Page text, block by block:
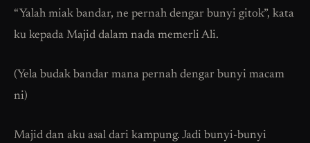
“Yalah miak bandar, ne pernah dengar bunyi gitok”, kata
ku kepada Majid dalam nada memerli Ali.
(Yela budak bandar mana pernah dengar bunyi macam
ni)
Majid dan aku asal dari kampung. Jadi bunyi-bunyi